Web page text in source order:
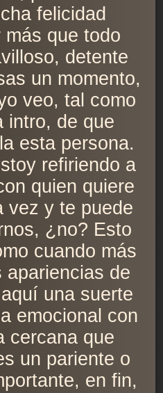
felicidad
que todo
detente
un momento,
veo, tal como
intro, de que
esta persona.
refiriendo a
quien quiere
vez y te puede
¿no? Esto
cuando más
apariencias de
una suerte
emocional con
cercana que
un pariente o
en fin,